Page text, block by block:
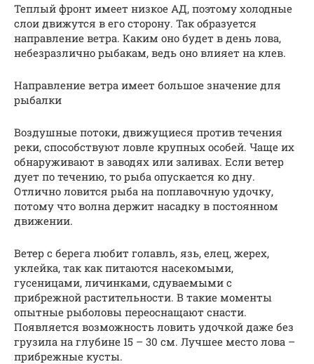
Теплый фронт имеет низкое АД, поэтому холодные
слои движутся в его сторону. Так образуется
направление ветра. Каким оно будет в день лова,
небезразлично рыбакам, ведь оно влияет на клев.
Направление ветра имеет большое значение для
рыбалки
Воздушные потоки, движущиеся против течения
реки, способствуют ловле крупных особей. Чаще их
обнаруживают в заводях или заливах. Если ветер
дует по течению, то рыба опускается ко дну.
Отлично ловится рыба на поплавочную удочку,
потому что волна держит насадку в постоянном
движении.
Ветер с берега любит голавль, язь, елец, жерех,
уклейка, так как питаются насекомыми,
гусеницами, личинками, сдуваемыми с
прибрежной растительности. В такие моменты
опытные рыболовы переоснащают снасти.
Появляется возможность ловить удочкой даже без
грузила на глубине 15 – 30 см. Лучшее место лова –
прибрежные кусты.